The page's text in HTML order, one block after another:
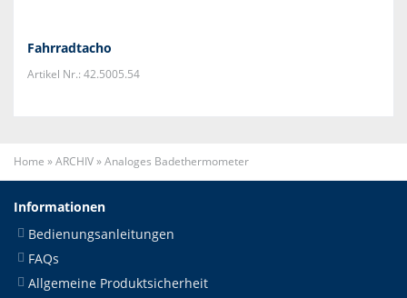
Fahrradtacho
Artikel Nr.: 42.5005.54
Home »ARCHIV»Analoges Badethermometer
Informationen
Bedienungsanleitungen
FAQs
Allgemeine Produktsicherheit